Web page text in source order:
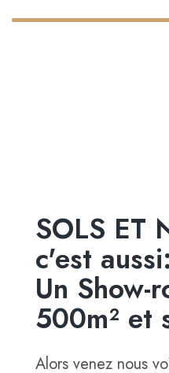
SOLS ET
c'est aussi:
Un Show-
500m² et
Alors venez nous